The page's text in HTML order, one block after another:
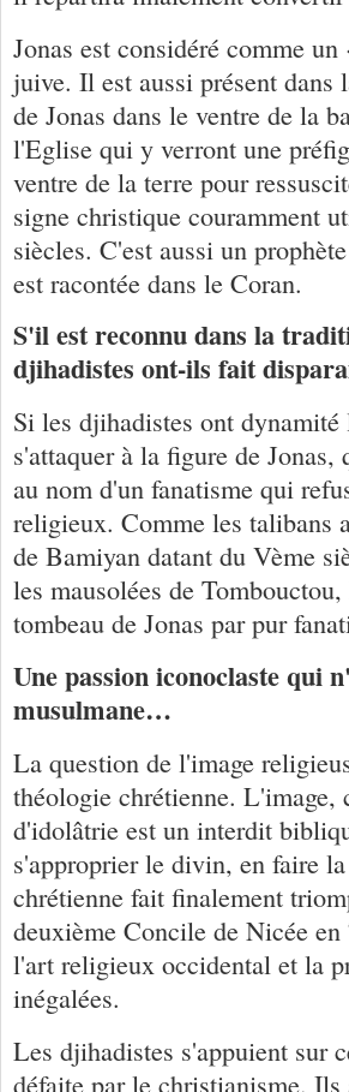
Jonas est considéré comme
juive. Il est aussi présent
de Jonas dans le ventre de la
l'Eglise qui y verront une
ventre de la terre pour
signe christique couramment
siècles. C'est aussi un
est racontée dans le Coran.
S'il est reconnu dans la
djihadistes ont-ils fait
Si les djihadistes ont dynamité
s'attaquer à la figure de
au nom d'un fanatisme qui
religieux. Comme les talibans
de Bamiyan datant du Vème
les mausolées de
tombeau de Jonas par pur
Une passion iconoclaste qui
musulmane…
La question de l'image
théologie chrétienne. L'image,
d'idolâtrie est un interdit
s'approprier le divin, en faire
chrétienne fait finalement
deuxième Concile de Nicée
l'art religieux occidental et la
inégalées.
Les djihadistes s'appuient sur
défaite par le christianisme. Ils